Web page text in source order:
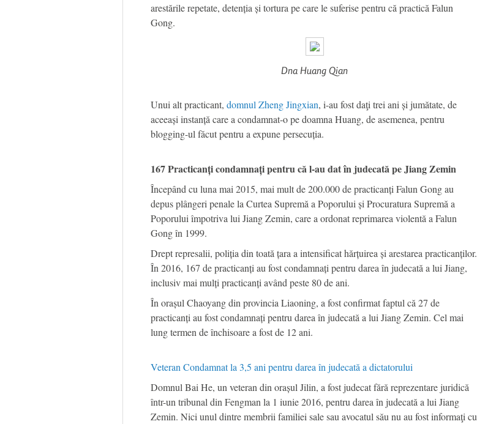
arestările repetate, detenția și tortura pe care le suferise pentru că practică Falun
Gong.
Dna Huang Qian
Unui alt practicant, domnul Zheng Jingxian, i-au fost daţi trei ani și jumătate, de
aceeași instanță care a condamnat-o pe doamna Huang, de asemenea, pentru
blogging-ul făcut pentru a expune persecuția.
167 Practicanți condamnați pentru că l-au dat în judecată pe Jiang Zemin
Începând cu luna mai 2015, mai mult de 200.000 de practicanți Falun Gong au
depus plângeri penale la Curtea Supremă a Poporului și Procuratura Supremă a
Poporului împotriva lui Jiang Zemin, care a ordonat reprimarea violentă a Falun
Gong în 1999.
Drept represalii, poliția din toată țara a intensificat hărțuirea și arestarea practicanților.
În 2016, 167 de practicanți au fost condamnați pentru darea în judecată a lui Jiang,
inclusiv mai mulți practicanți având peste 80 de ani.
În orașul Chaoyang din provincia Liaoning, a fost confirmat faptul că 27 de
practicanți au fost condamnați pentru darea în judecată a lui Jiang Zemin. Cel mai
lung termen de închisoare a fost de 12 ani.
Veteran Condamnat la 3,5 ani pentru darea în judecată a dictatorului
Domnul Bai He, un veteran din orașul Jilin, a fost judecat fără reprezentare juridică
într-un tribunal din Fengman la 1 iunie 2016, pentru darea în judecată a lui Jiang
Zemin. Nici unul dintre membrii familiei sale sau avocatul său nu au fost informaţi cu